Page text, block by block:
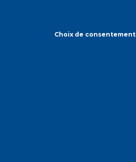
Choix de consentement